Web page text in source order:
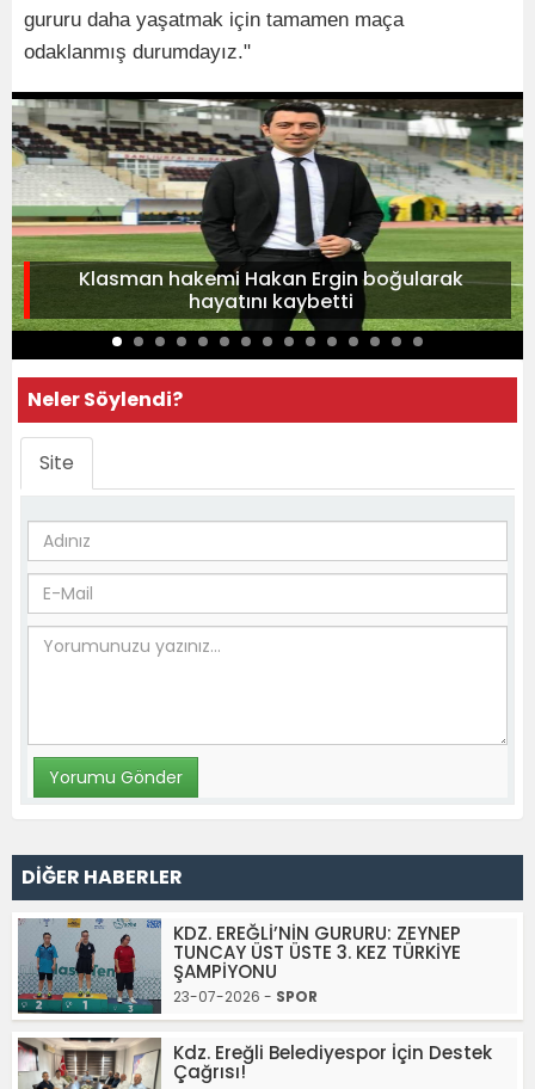
gururu daha yaşatmak için tamamen maça
odaklanmış durumdayız."
Klasman hakemi Hakan Ergin boğularak
hayatını kaybetti
Neler Söylendi?
Site
DİĞER HABERLER
KDZ. EREĞLİ’NİN GURURU: ZEYNEP
TUNCAY ÜST ÜSTE 3. KEZ TÜRKİYE
ŞAMPİYONU
23-07-2026 - SPOR
Kdz. Ereğli Belediyespor İçin Destek
Çağrısı!